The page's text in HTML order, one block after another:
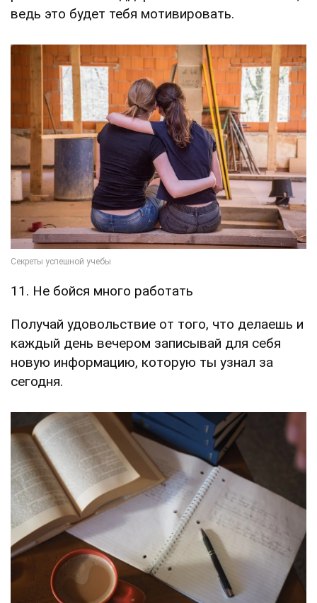
ведь это будет тебя мотивировать.
11. Не бойся много работать
Получай удовольствие от того, что делаешь и
каждый день вечером записывай для себя
новую информацию, которую ты узнал за
сегодня.